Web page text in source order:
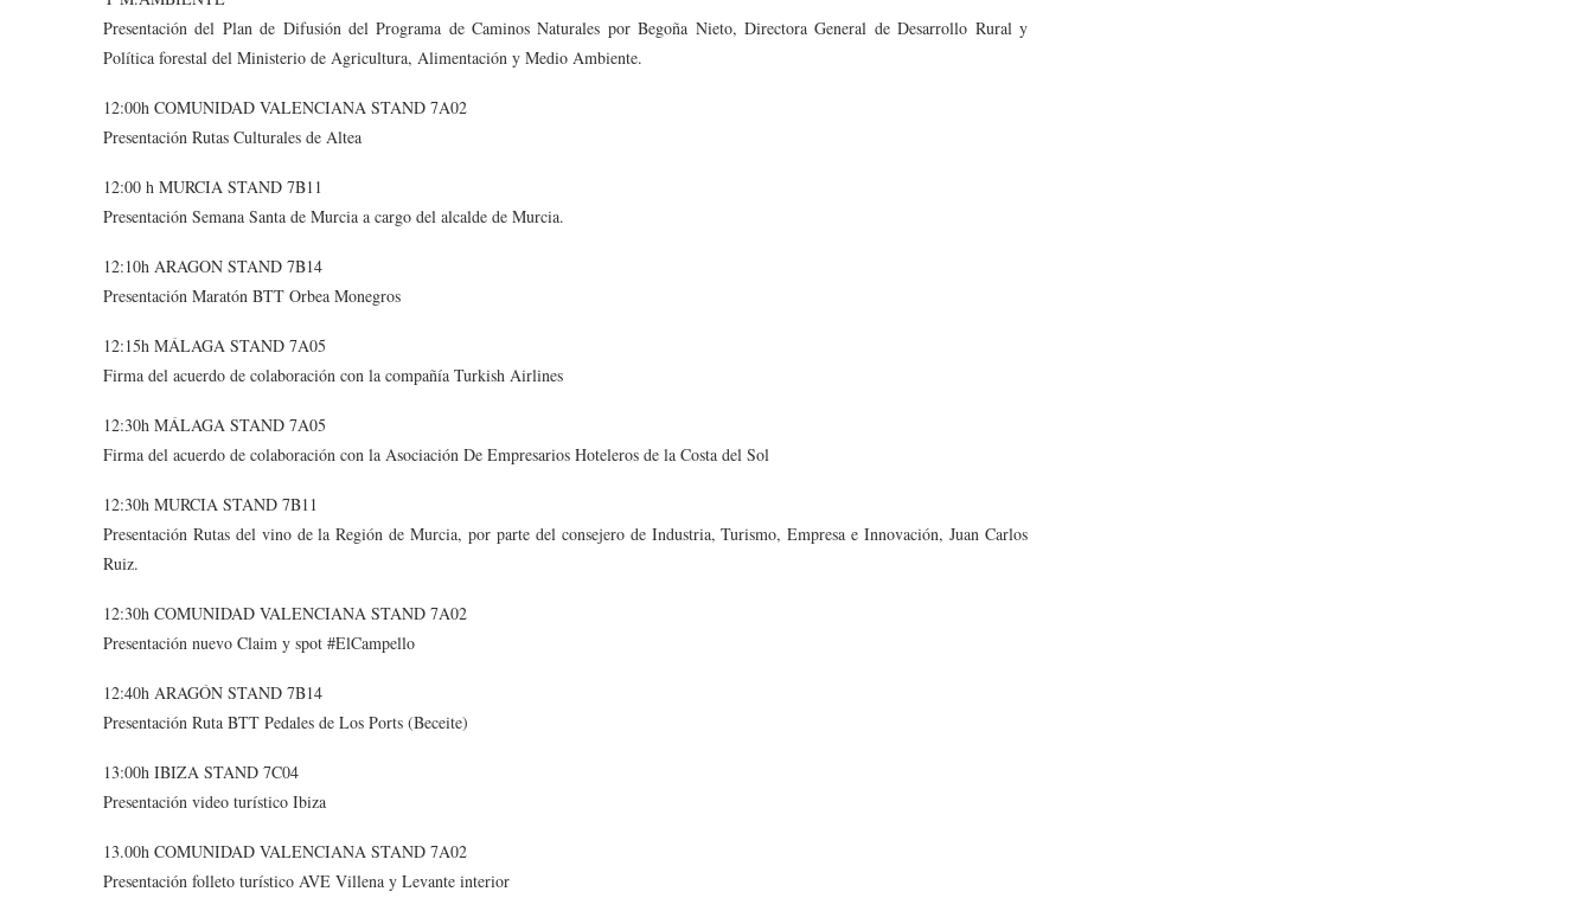
Presentación del Plan de Difusión del Programa de Caminos Naturales por Begoña Nieto, Directora General de Desarrollo Rural y
Política forestal del Ministerio de Agricultura, Alimentación y Medio Ambiente.
12:00h COMUNIDAD VALENCIANA STAND 7A02
Presentación Rutas Culturales de Altea
12:00 h MURCIA STAND 7B11
Presentación Semana Santa de Murcia a cargo del alcalde de Murcia.
12:10h ARAGON STAND 7B14
Presentación Maratón BTT Orbea Monegros
12:15h MÁLAGA STAND 7A05
Firma del acuerdo de colaboración con la compañía Turkish Airlines
12:30h MÁLAGA STAND 7A05
Firma del acuerdo de colaboración con la Asociación De Empresarios Hoteleros de la Costa del Sol
12:30h MURCIA STAND 7B11
Presentación Rutas del vino de la Región de Murcia, por parte del consejero de Industria, Turismo, Empresa e Innovación, Juan Carlos
Ruiz.
12:30h COMUNIDAD VALENCIANA STAND 7A02
Presentación nuevo Claim y spot #ElCampello
12:40h ARAGÓN STAND 7B14
Presentación Ruta BTT Pedales de Los Ports (Beceite)
13:00h IBIZA STAND 7C04
Presentación video turístico Ibiza
13.00h COMUNIDAD VALENCIANA STAND 7A02
Presentación folleto turístico AVE Villena y Levante interior